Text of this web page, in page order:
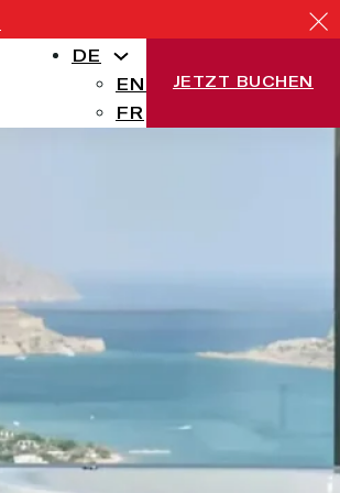
DE
EN
FR
JETZT BUCHEN